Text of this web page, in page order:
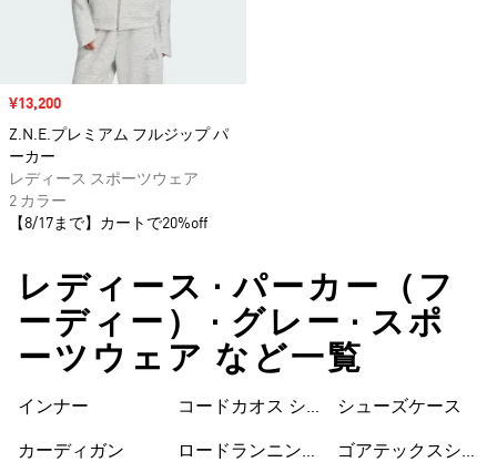
セール価格
¥13,200
Z.N.E.プレミアム フルジップ パ
ーカー
レディース スポーツウェア
2 カラー
【8/17まで】カートで20%off
レディース • パーカー（フ
ーディー） • グレー • スポ
ーツウェア など一覧
インナー
カーディガン
コードカオス シ
ロードランニング
シューズケース
ゴアテックスシュ